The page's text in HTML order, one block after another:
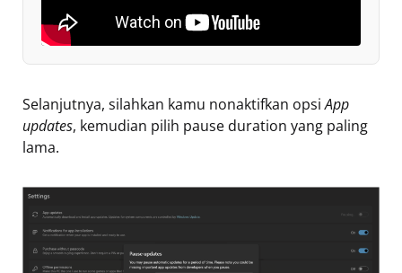
Selanjutnya, silahkan kamu nonaktifkan opsiApp
updates, kemudian pilih pause duration yang paling
lama.